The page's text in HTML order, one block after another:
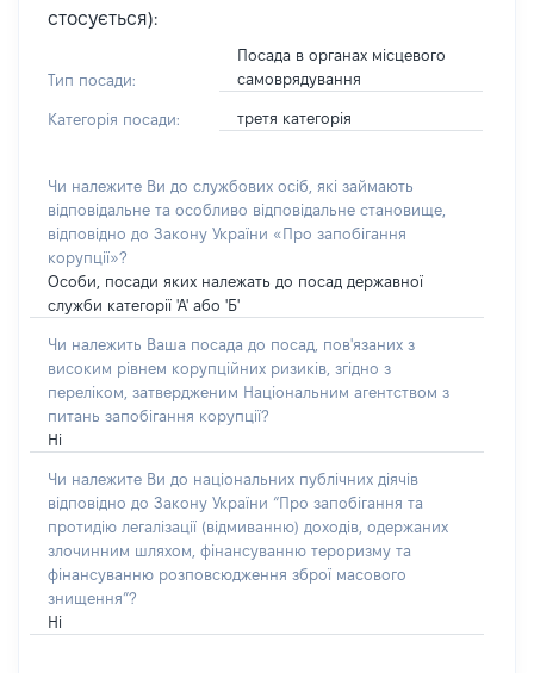
стосується):
Тип посади:
Посада в органах місцевого
самоврядування
Категорія посади: третя категорія
Чи належите Ви до службових осіб, які займають
відповідальне та особливо відповідальне становище,
відповідно до Закону України «Про запобігання
корупції»?
Особи, посади яких належать до посад державної
служби категорії 'А' або 'Б'
Чи належить Ваша посада до посад, пов'язаних з
високим рівнем корупційних ризиків, згідно з
переліком, затвердженим Національним агентством з
питань запобігання корупції?
Ні
Чи належите Ви до національних публічних діячів
відповідно до Закону України “Про запобігання та
протидію легалізації (відмиванню) доходів, одержаних
злочинним шляхом, фінансуванню тероризму та
фінансуванню розповсюдження зброї масового
знищення”?
Ні